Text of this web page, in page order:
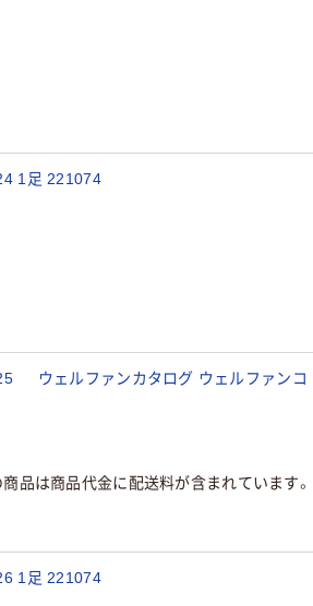
1足 221074
ウェルファンカタログ ウェルファンコ
品は商品代金に配送料が含まれています。
1足 221074